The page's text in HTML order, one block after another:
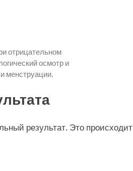
отрицательном
осмотр и
менструации.
результат. Это происходит